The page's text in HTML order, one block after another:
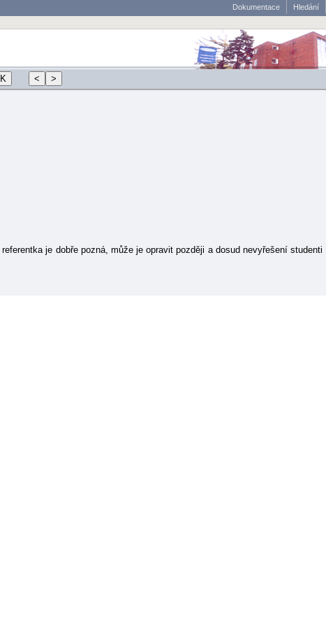
Dokumentace Hledání
je dobře pozná, může je opravit později a dosud nevyřešení studenti